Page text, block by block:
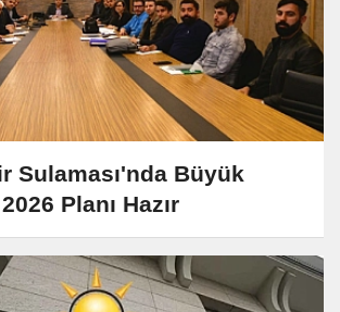
Sulaması'nda Büyük
Planı Hazır